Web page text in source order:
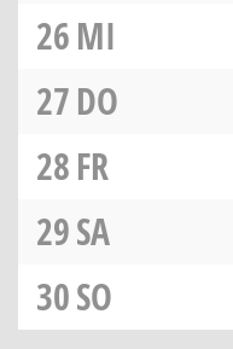
26MI
27DO
28FR
29SA
30SO